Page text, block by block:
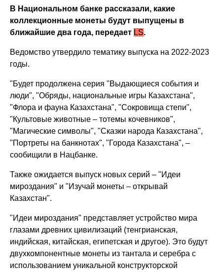
В Национальном банке рассказали, какие
коллекционные монеты будут выпущены в
ближайшие два года, передает LS.
Ведомство утвердило тематику выпуска на 2022-2023
годы.
"Будет продолжена серия "Выдающиеся события и
люди", "Обряды, национальные игры Казахстана",
"Флора и фауна Казахстана", "Сокровища степи",
"Культовые животные – тотемы кочевников",
"Магические символы", "Сказки народа Казахстана",
"Портреты на банкнотах", "Города Казахстана", –
сообищили в Нацбанке.
Также ожидается выпуск новых серий – "Идеи
мироздания" и "Изучай монеты – открывай
Казахстан".
"Идеи мироздания" представляет устройство мира
глазами древних цивилизаций (тенгрианская,
индийская, китайская, египетская и другое). Это будут
двухкомпонентные монеты из тантала и серебра с
использованием уникальной конструкторской